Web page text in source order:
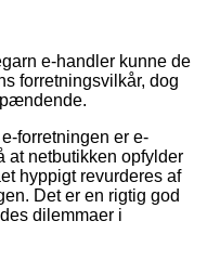
e-handler kunne de
forretningsvilkår, dog
forretningen er e-
netbutikken opfylder
hyppigt revurderes af
Det er en rigtig god
dilemmaer i